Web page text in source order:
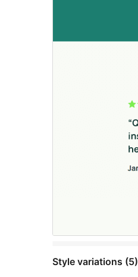
Style variations (5)